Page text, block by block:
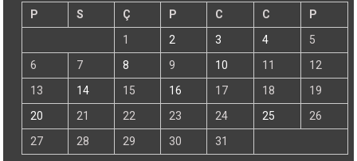
P
S Ç P C C
P
1
2 3 4
5
6
7 8 9 10 11
12
13
14 15 16 17 18
19
20
21 22 23 24 25
26
27
28 29 30 31